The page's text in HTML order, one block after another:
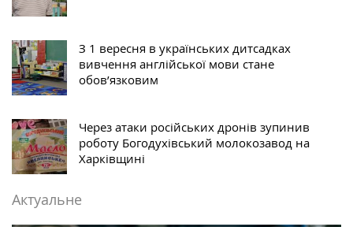
З 1 вересня в українських дитсадках
вивчення англійської мови стане
обов’язковим
Через атаки російських дронів зупинив
роботу Богодухівський молокозавод на
Харківщині
Актуальне